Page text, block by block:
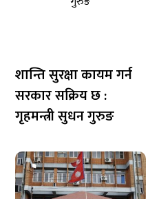
शान्ति सुरक्षा कायम गर्न
सरकार सक्रिय छ :
गृहमन्त्री सुधन गुरुङ